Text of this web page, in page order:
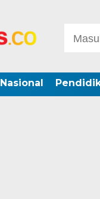
Nasional